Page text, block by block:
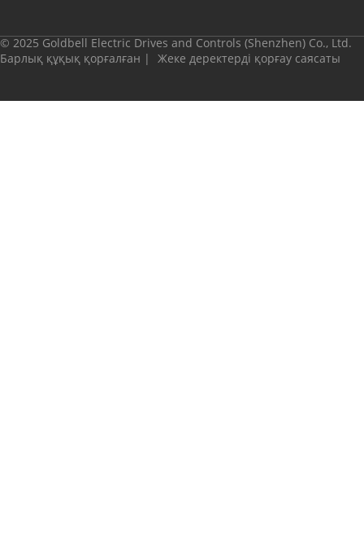
© 2025 Goldbell Electric Drives and Controls (Shenzhen) Co., Ltd.
Барлық құқық қорғалған |
Жеке деректерді қорғау саясаты